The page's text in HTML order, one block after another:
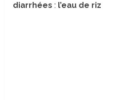
diarrhées : l’eau de riz